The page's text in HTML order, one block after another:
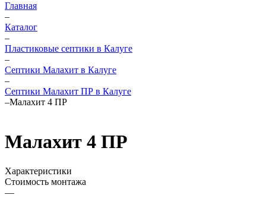
Главная
–
Каталог
–
Пластиковые септики в Калуге
–
Септики Малахит в Калуге
–
Септики Малахит ПР в Калуге
–Малахит 4 ПР
Малахит 4 ПР
Характеристики
Стоимость монтажа
—